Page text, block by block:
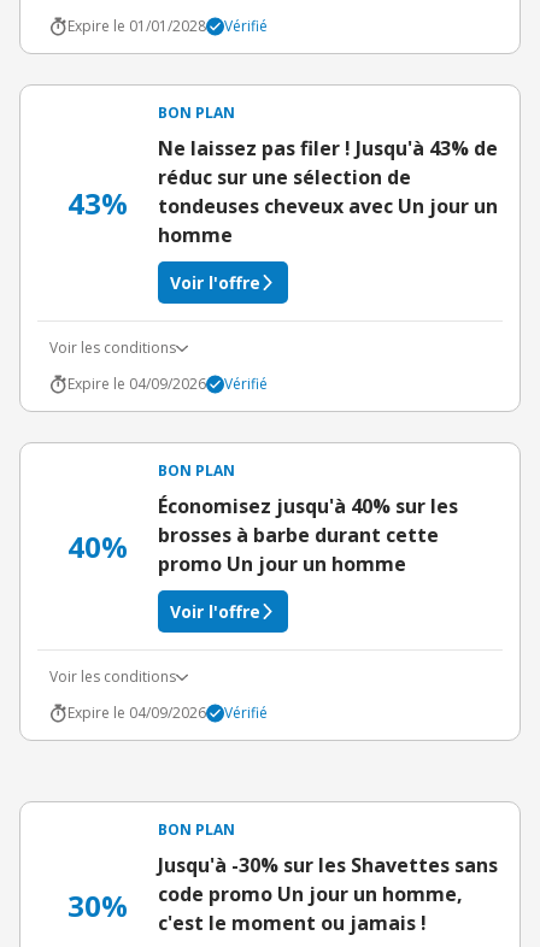
Expire le 01/01/2028
Vérifié
43%
BON PLAN
Ne laissez pas filer ! Jusqu'à 43% de
réduc sur une sélection de
tondeuses cheveux avec Un jour un
homme
Voir l'offre
Voir les conditions
Expire le 04/09/2026
Vérifié
40%
BON PLAN
Économisez jusqu'à 40% sur les
brosses à barbe durant cette
promo Un jour un homme
Voir l'offre
Voir les conditions
Expire le 04/09/2026
Vérifié
30%
BON PLAN
Jusqu'à -30% sur les Shavettes sans
code promo Un jour un homme,
c'est le moment ou jamais !